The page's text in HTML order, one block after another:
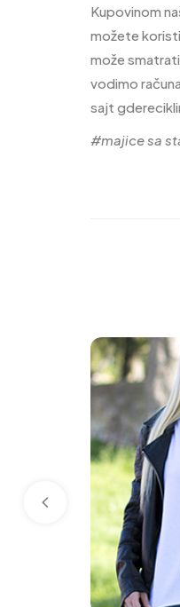
Kupovinom
možete
može
vodimo
sajt
#majice sa